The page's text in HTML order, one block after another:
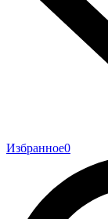
Избранное0